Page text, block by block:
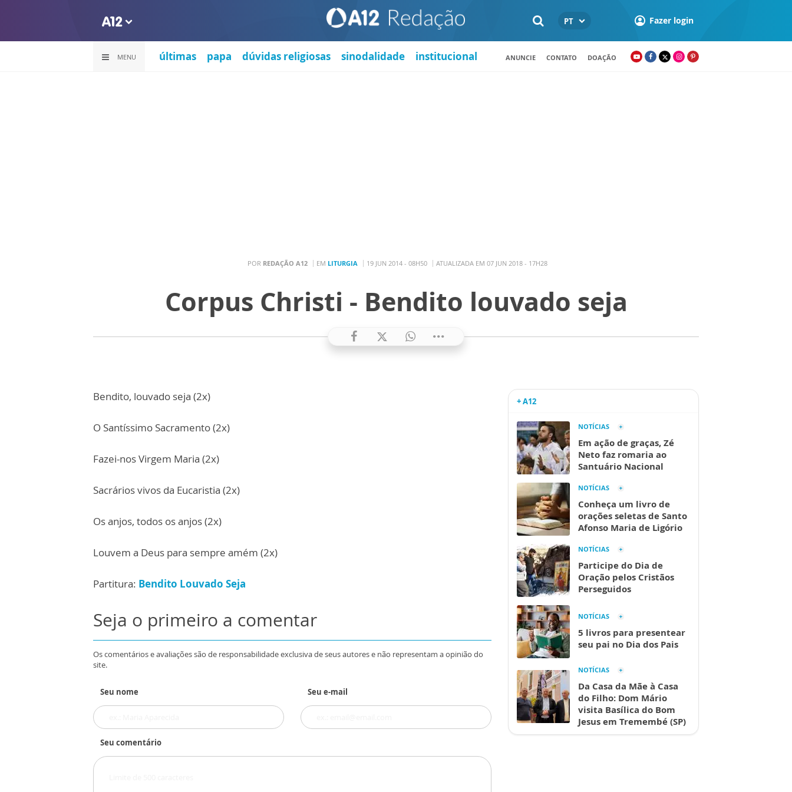
PT Fazer login
MENU últimas papa dúvidas religiosas sinodalidade institucional ANUNCIE CONTATO DOAÇÃO
POR REDAÇÃO A12 EM LITURGIA 19 JUN 2014 - 08H50 ATUALIZADA EM 07 JUN 2018 - 17H28
Corpus Christi - Bendito louvado seja
Bendito, louvado seja (2x)
O Santíssimo Sacramento (2x)
Fazei-nos Virgem Maria (2x)
Sacrários vivos da Eucaristia (2x)
Os anjos, todos os anjos (2x)
Louvem a Deus para sempre amém (2x)
Partitura: Bendito Louvado Seja
Seja o primeiro a comentar
Os comentários e avaliações são de responsabilidade exclusiva de seus autores e não representam a opinião do
site.
Seu nome Seu e-mail
Seu comentário
+ A12
NOTÍCIAS
Em ação de graças, Zé
Neto faz romaria ao
Santuário Nacional
NOTÍCIAS
Conheça um livro de
orações seletas de Santo
Afonso Maria de Ligório
NOTÍCIAS
Participe do Dia de
Oração pelos Cristãos
Perseguidos
NOTÍCIAS
5 livros para presentear
seu pai no Dia dos Pais
NOTÍCIAS
Da Casa da Mãe à Casa
do Filho: Dom Mário
visita Basílica do Bom
Jesus em Tremembé (SP)